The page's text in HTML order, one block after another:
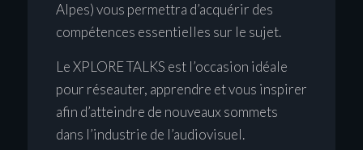
Alpes) vous permettra d’acquérir des
compétences essentielles sur le sujet.
Le XPLORE TALKS est l’occasion idéale
pour réseauter, apprendre et vous inspirer
afin d’atteindre de nouveaux sommets
dans l’industrie de l’audiovisuel.